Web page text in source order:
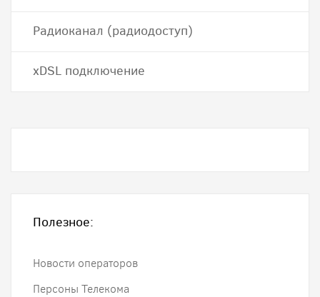
Радиоканал (радиодоступ)
хDSL подключение
Полезное:
Новости операторов
Персоны Телекома